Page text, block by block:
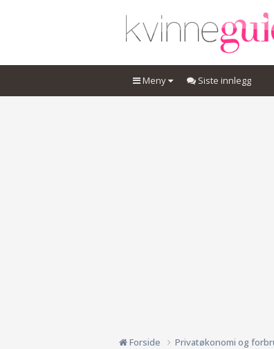
Meny Siste innlegg
Forside Privatøkonomi og